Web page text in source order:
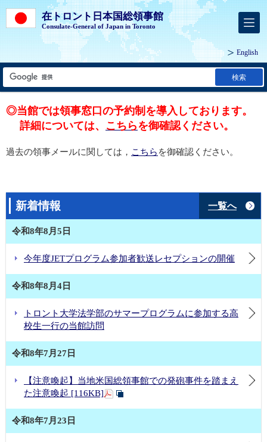
在トロント日本国総領事館
Consulate-General of Japan in Toronto
English
検索
◎当館では領事窓口の予約制を導入しております。
詳細については、 こちらを御確認ください。
過去の領事メールに関しては， こちら を御確認ください。
新着情報 一覧へ
令和8年8月5日
今年度JETプログラム参加者歓送レセプションの開催
令和8年8月4日
トロント大学法学部のサマープログラムに参加する高
校生一行の当館訪問
令和8年7月27日
【注意喚起】当地米国総領事館での発砲事件を踏まえ
た注意喚起 [116KB]
令和8年7月23日